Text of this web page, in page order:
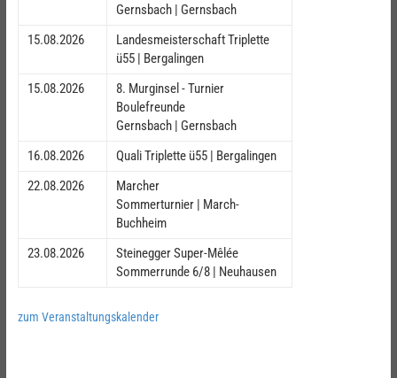
Gernsbach | Gernsbach
15.08.2026
Landesmeisterschaft Triplette
ü55 | Bergalingen
15.08.2026
8. Murginsel - Turnier
Boulefreunde
Gernsbach | Gernsbach
16.08.2026
Quali Triplette ü55 | Bergalingen
22.08.2026
Marcher
Sommerturnier | March-
Buchheim
23.08.2026
Steinegger Super-Mêlée
Sommerrunde 6/8 | Neuhausen
zum Veranstaltungskalender